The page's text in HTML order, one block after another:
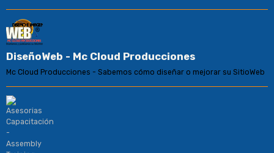
DiseñoWeb - Mc Cloud Producciones
Mc Cloud Producciones - Sabemos cómo diseñar o mejorar su SitioWeb